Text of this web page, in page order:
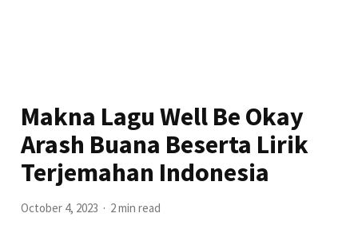
Makna Lagu Well Be Okay
Arash Buana Beserta Lirik
Terjemahan Indonesia
October 4, 2023 2 min read